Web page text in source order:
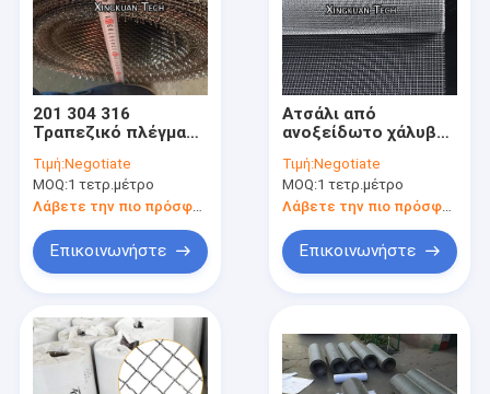
201 304 316
Τραπεζικό πλέγμα
Τραπεζικό πλέγμα
συσσωματωμένο
κυματοειδές για
φίλτρο και φίλτρο
Τιμή:Negotiate
MOQ:1 τετρ.μέτρο
Λάβετε την πιο πρόσφατη τιμή
Επικοινωνήστε
Ατσάλι από
ανοξείδωτο χάλυβα /
συσσωματωμένο
σύρμα για την
εξόρυξη άνθρακα
Τιμή:Negotiate
MOQ:1 τετρ.μέτρο
Επικοινωνήστε